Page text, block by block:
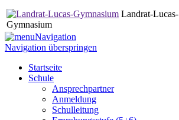
Landrat-Lucas-
Gymnasium
Navigation
Navigation überspringen
Startseite
Schule
Ansprechpartner
Anmeldung
Schulleitung